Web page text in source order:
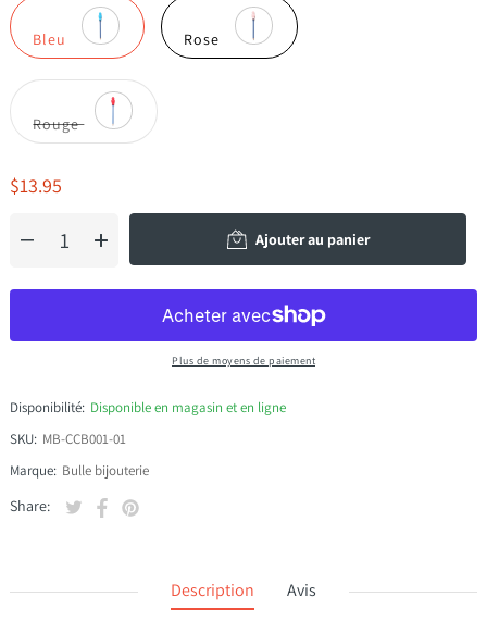
Bleu Rose
Rouge
$13.95
Ajouter au panier
Plus de moyens de paiement
Disponibilité: Disponible en magasin et en ligne
SKU: MB-CCB001-01
Marque: Bulle bijouterie
Share: Tweeter sur Twitter
S'ouvre dans une nouvelle fenêtre.
Partager sur Facebook
S'ouvre dans une nouvelle fenêtre.
Épingler sur Pinterest
S'ouvre dans une nouvelle fenêtre.
Description Avis